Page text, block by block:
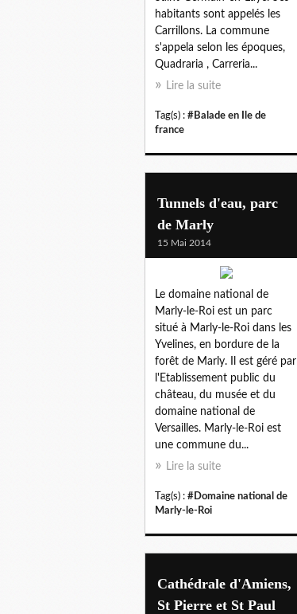
habitants sont appelés les
Carrillons. La commune
s'appela selon les époques,
Quadraria , Carreria...
Lire la suite
Tag(s) : #Balade en Ile de
france
Tunnels d'eau, parc
de Marly
15 Mai 2014
Le domaine national de
Marly-le-Roi est un parc
situé à Marly-le-Roi dans les
Yvelines, en bordure de la
forêt de Marly. Il est géré par
l'Etablissement public du
château, du musée et du
domaine national de
Versailles. Marly-le-Roi est
une commune du...
Lire la suite
Tag(s) : #Domaine national de
Marly-le-Roi
Cathédrale d'Amiens,
St Pierre et St Paul